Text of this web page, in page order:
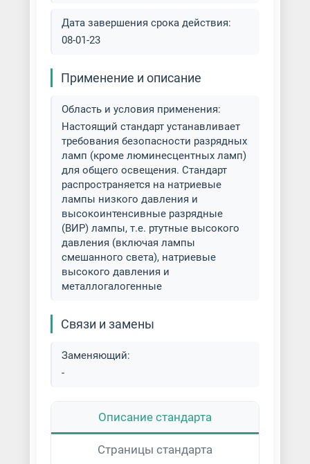
Дата завершения срока действия:
08-01-23
Применение и описание
Область и условия применения:
Настоящий стандарт устанавливает
требования безопасности разрядных
ламп (кроме люминесцентных ламп)
для общего освещения. Стандарт
распространяется на натриевые
лампы низкого давления и
высокоинтенсивные разрядные
(ВИР) лампы, т.е. ртутные высокого
давления (включая лампы
смешанного света), натриевые
высокого давления и
металлогалогенные
Связи и замены
Заменяющий:
-
Описание стандарта
Страницы стандарта